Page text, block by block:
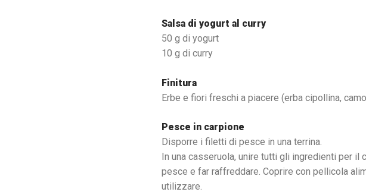
Salsa di yogurt al curry
50 g di yogurt
10 g di curry
Finitura
Erbe e fiori freschi a piacere (erba cipollina,
Pesce in carpione
Disporre i filetti di pesce in una terrina.
In una casseruola, unire tutti gli ingredienti per
pesce e far raffreddare. Coprire con pellicola
utilizzare.